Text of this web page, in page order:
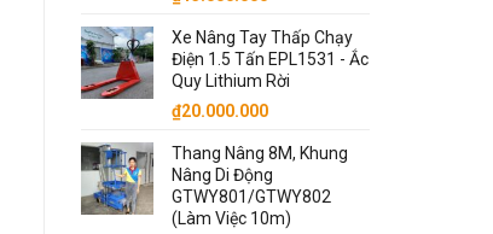
là:
₫13.500.000.
tại
là:
₫13.000.000.
Xe Nâng Tay Thấp Chạy
Điện 1.5 Tấn EPL1531 - Ắc
Quy Lithium Rời
₫20.000.000
Thang Nâng 8M, Khung
Nâng Di Động
GTWY801/GTWY802
(Làm Việc 10m)